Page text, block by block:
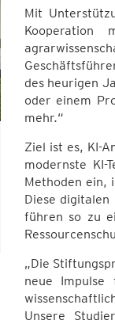
Mit
Kooperation
des heurigen
oder einem
mehr.“
Ziel ist es, KI-
modernste KI-
Methoden ein,
Diese
führen so zu
„Die
neue Impulse
Unsere